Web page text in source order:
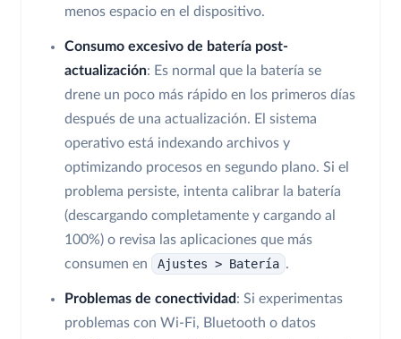
menos espacio en el dispositivo.
Consumo excesivo de batería post-
actualización: Es normal que la batería se
drene un poco más rápido en los primeros días
después de una actualización. El sistema
operativo está indexando archivos y
optimizando procesos en segundo plano. Si el
problema persiste, intenta calibrar la batería
(descargando completamente y cargando al
100%) o revisa las aplicaciones que más
consumen en
Ajustes > Batería .
Problemas de conectividad: Si experimentas
problemas con Wi-Fi, Bluetooth o datos